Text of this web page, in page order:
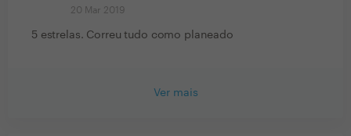
20 Mar 2019
5 estrelas. Correu tudo como planeado
Ver mais